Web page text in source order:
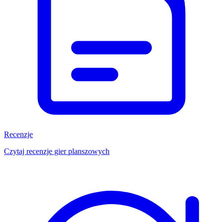
Recenzje
Czytaj recenzje gier planszowych